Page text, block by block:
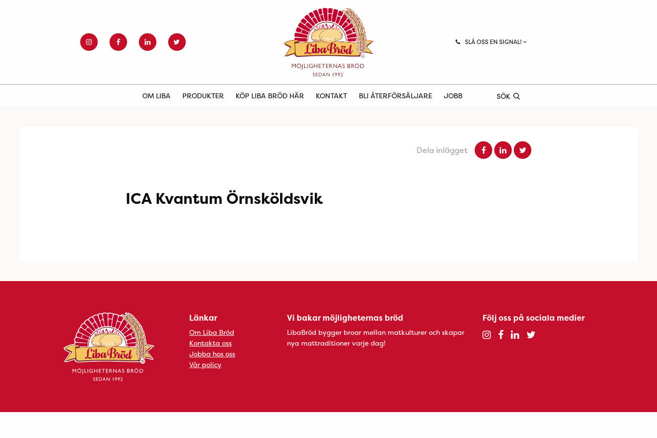
SLÅ OSS EN SIGNAL!
OM LIBA PRODUKTER KÖP LIBA BRÖD HÄR KONTAKT BLI ÅTERFÖRSÄLJARE JOBB SÖK
Dela inlägget
ICA Kvantum Örnsköldsvik
Länkar
Om Liba Bröd
Kontakta oss
Jobba hos oss
Vår policy
Vi bakar möjligheternas bröd
LibaBröd bygger broar mellan matkulturer och skapar
nya mattraditioner varje dag!
Följ oss på sociala medier